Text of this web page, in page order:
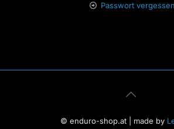
Passwort vergessen
© enduro-shop.at | made by